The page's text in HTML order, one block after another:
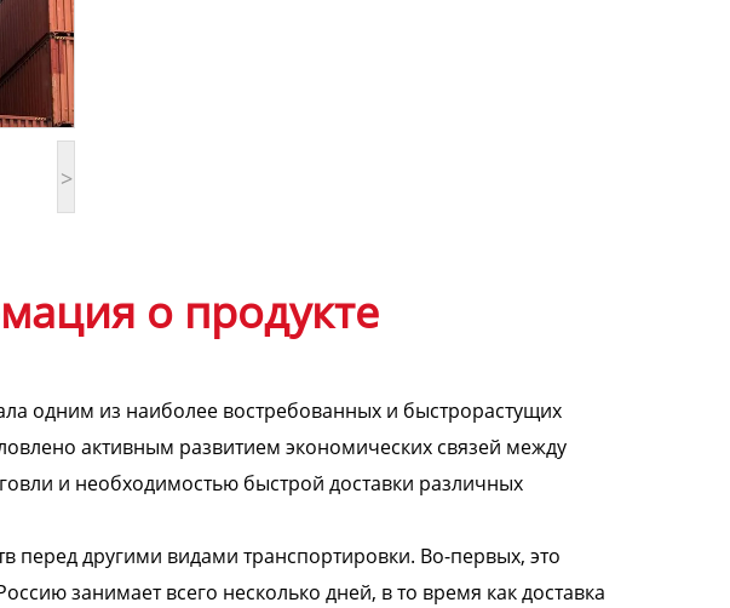
>
о продукте
одним из наиболее востребованных и быстрорастущих
активным развитием экономических связей между
и необходимостью быстрой доставки различных
перед другими видами транспортировки. Во-первых, это
занимает всего несколько дней, в то время как доставка